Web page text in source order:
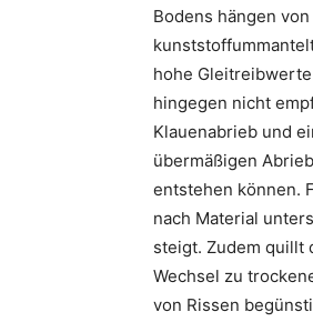
Bodens hängen
hohe
hingegen nicht
Klauenabrieb und
übermäßigen
entstehen können.
nach Material
steigt. Zudem quillt
Wechsel zu
von Rissen